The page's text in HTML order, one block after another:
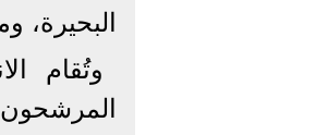
البحيرة،
وتُقام